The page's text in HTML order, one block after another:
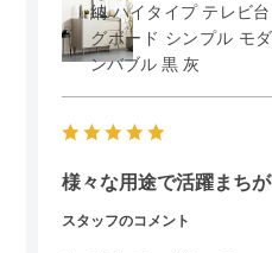
納 ハイタイプ テレビ
グボード シンプル モ
ンバブル 黒 灰
様々な用途で活躍まちが
スタッフのコメント